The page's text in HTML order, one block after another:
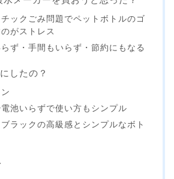
ックごみ問題でペットボトルのゴ
がストレス
ず・手間もいらず・節約にもなる
したの？
池いらずで使い方もシンプル
ラックの高級感とシンプルなボト